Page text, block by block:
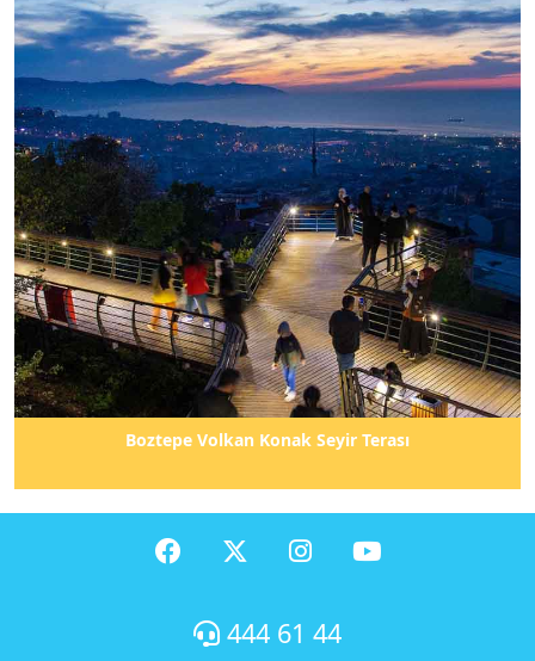
Menüler
X
Boztepe Volkan Konak Seyir Terası
444 61 44